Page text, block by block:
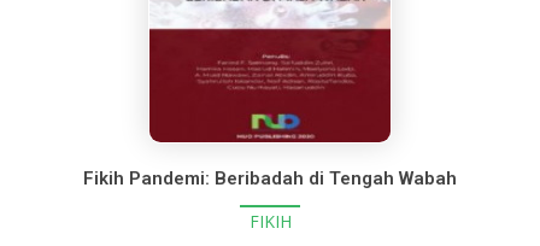
Fikih Pandemi: Beribadah di Tengah Wabah
FIKIH